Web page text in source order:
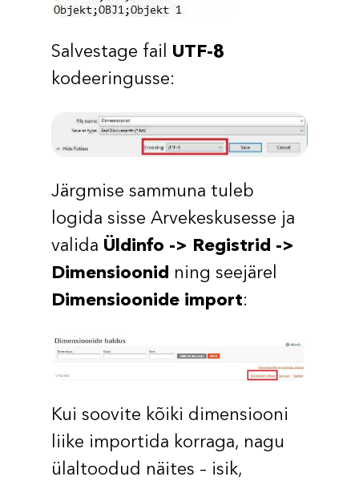
Salvestage fail UTF-8
kodeeringusse:
Järgmise sammuna tuleb
logida sisse Arvekeskusesse ja
valida Üldinfo -> Registrid ->
Dimensioonid ning seejärel
Dimensioonide import:
Kui soovite kõiki dimensiooni
liike importida korraga, nagu
ülaltoodud näites – isik,